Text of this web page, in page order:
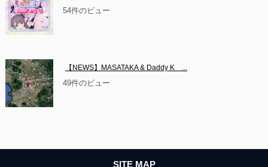
54件のビュー
【NEWS】MASATAKA & Daddy K　...
49件のビュー
SITE MAP